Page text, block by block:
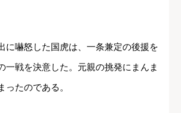
に嚇怒した国虎は、一条兼定の後援を
一戦を決意した。元親の挑発にまんま
ったのである。